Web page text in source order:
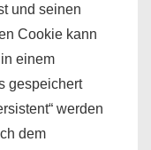
und seinen
Cookie kann
einem
gespeichert
werden
dem